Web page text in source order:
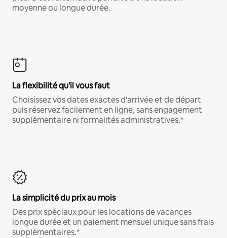
moyenne ou longue durée.
La flexibilité qu'il vous faut
Choisissez vos dates exactes d'arrivée et de départ
puis réservez facilement en ligne, sans engagement
supplémentaire ni formalités administratives.*
La simplicité du prix au mois
Des prix spéciaux pour les locations de vacances
longue durée et un paiement mensuel unique sans frais
supplémentaires.*